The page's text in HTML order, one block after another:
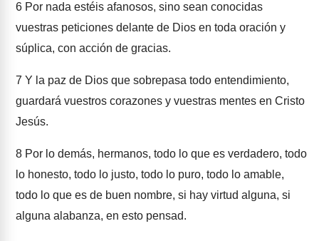
6 Por nada estéis afanosos, sino sean conocidas
vuestras peticiones delante de Dios en toda oración y
súplica, con acción de gracias.
7 Y la paz de Dios que sobrepasa todo entendimiento,
guardará vuestros corazones y vuestras mentes en Cristo
Jesús.
8 Por lo demás, hermanos, todo lo que es verdadero, todo
lo honesto, todo lo justo, todo lo puro, todo lo amable,
todo lo que es de buen nombre, si hay virtud alguna, si
alguna alabanza, en esto pensad.